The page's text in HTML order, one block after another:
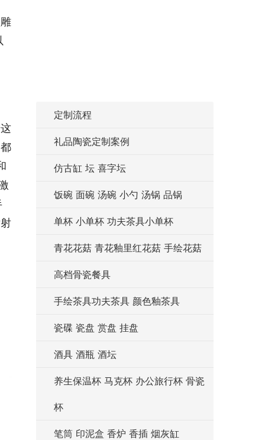
定制流程
礼品陶瓷定制案例
仿古缸 坛 喜字坛
饭碗 面碗 汤碗 小勺 汤锅 品锅
单杯 小单杯 功夫茶具小单杯
青花花菇 青花釉里红花菇 手绘花菇
高档骨瓷餐具
手绘茶具功夫茶具 颜色釉茶具
瓷碟 瓷盘 赏盘 挂盘
酒具 酒瓶 酒坛
养生保温杯 马克杯 办公旅行杯 骨瓷
杯
笔筒 印泥盒 香炉 香插 烟灰缸